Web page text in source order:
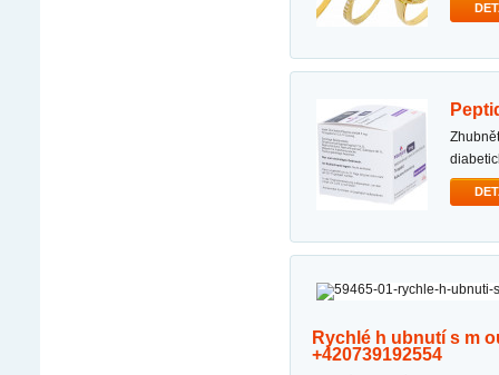
zhubněte 10–12 kg měsíčně s ozempic/mounjaro 5mg, 7.5mg,12.5mg,15mg bojujte s
rychlé h ubnutí s m ounjaro, o zempic, w egovy, s axenda w hatsapp:
+420739192554